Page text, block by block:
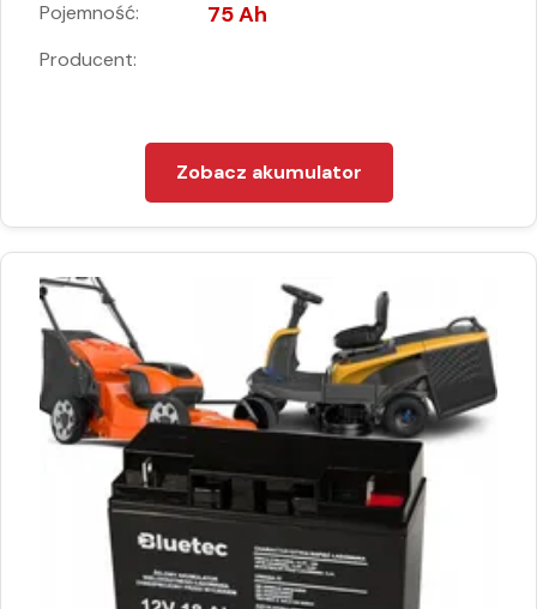
Pojemność: 75 Ah
Producent:
Zobacz akumulator